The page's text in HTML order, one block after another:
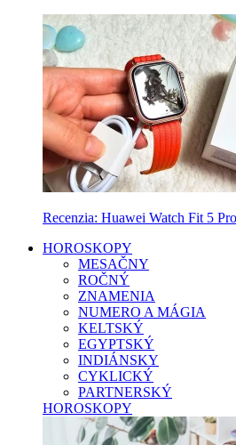
Recenzia: Huawei Watch Fit 5
HOROSKOPY
MESAČNY
ROČNÝ
ZNAMENIA
NUMERO A MÁGIA
KELTSKÝ
EGYPTSKÝ
INDIÁNSKY
CYKLICKÝ
PARTNERSKÝ
HOROSKOPY